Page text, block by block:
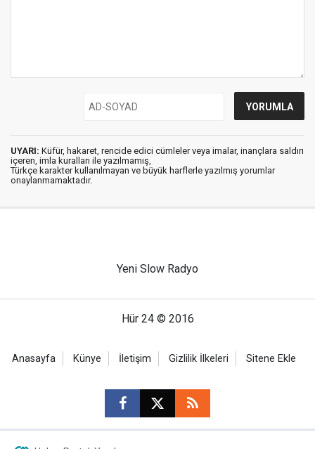
UYARI: Küfür, hakaret, rencide edici cümleler veya imalar, inançlara saldırı
içeren, imla kuralları ile yazılmamış,
Türkçe karakter kullanılmayan ve büyük harflerle yazılmış yorumlar
onaylanmamaktadır.
Yeni Slow Radyo
Hür 24 © 2016
Anasayfa Künye İletişim Gizlilik İlkeleri Sitene Ekle